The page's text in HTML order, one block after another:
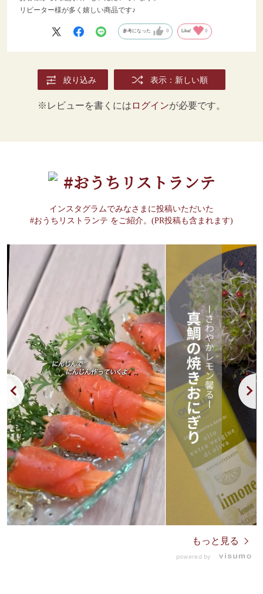
リピーター様が多く嬉しい商品です♪
参考になった 0 Like! 0
絞り込み 表示：新しい順
※レビューを書くには ログインが必要です。
#おうちリストランテ
インスタグラムでみなさまに投稿いただいた
#おうちリストランテ をご紹介。(PR投稿も含まれます)
もっと見る
powered by